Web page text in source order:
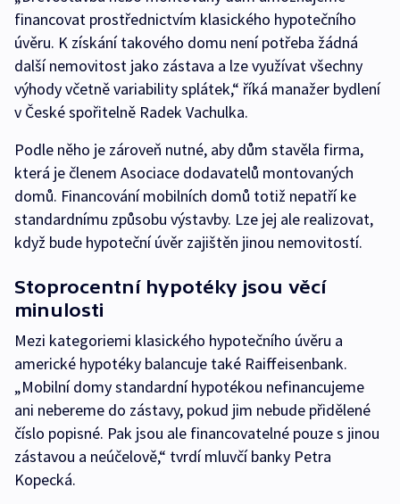
financovat prostřednictvím klasického hypotečního
úvěru. K získání takového domu není potřeba žádná
další nemovitost jako zástava a lze využívat všechny
výhody včetně variability splátek,“ říká manažer bydlení
v České spořitelně Radek Vachulka.
Podle něho je zároveň nutné, aby dům stavěla firma,
která je členem Asociace dodavatelů montovaných
domů. Financování mobilních domů totiž nepatří ke
standardnímu způsobu výstavby. Lze jej ale realizovat,
když bude hypoteční úvěr zajištěn jinou nemovitostí.
Stoprocentní hypotéky jsou věcí
minulosti
Mezi kategoriemi klasického hypotečního úvěru a
americké hypotéky balancuje také Raiffeisenbank.
„Mobilní domy standardní hypotékou nefinancujeme
ani nebereme do zástavy, pokud jim nebude přidělené
číslo popisné. Pak jsou ale financovatelné pouze s jinou
zástavou a neúčelově,“ tvrdí mluvčí banky Petra
Kopecká.